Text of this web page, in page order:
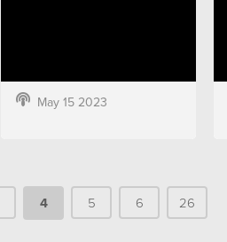
May 15 2023
4 5 6 26